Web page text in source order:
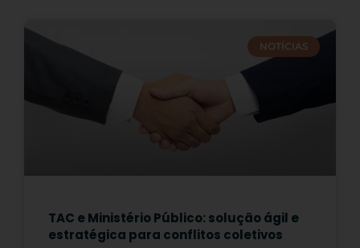
NOTÍCIAS
TAC e Ministério Público: solução ágil e
estratégica para conflitos coletivos